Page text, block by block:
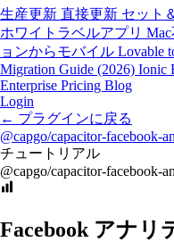
生産更新 直接更新 セット
ホワイトラベルアプリ
ョンからモバイル Lovable
Migration Guide (2026) Ionic
Enterprise Pricing Blog
Login
← プラグインに戻る
@capgo/capacitor-facebook-
チュートリアル
@capgo/capacitor-facebook-
Facebook アナリ